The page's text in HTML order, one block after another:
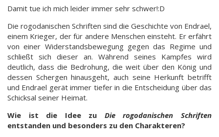
Damit tue ich mich leider immer sehr schwer!:D
Die rogodanischen Schriften sind die Geschichte von Endrael,
einem Krieger, der für andere Menschen einsteht. Er erfährt
von einer Widerstandsbewegung gegen das Regime und
schließt sich dieser an. Während seines Kampfes wird
deutlich, dass die Bedrohung, die weit über den König und
dessen Schergen hinausgeht, auch seine Herkunft betrifft
und Endrael gerät immer tiefer in die Entscheidung über das
Schicksal seiner Heimat.
Wie ist die Idee zu Die rogodanischen Schriften
entstanden und besonders zu den Charakteren?